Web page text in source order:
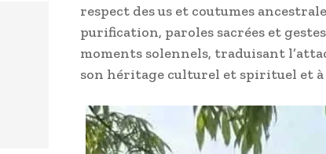
respect des us et coutumes
purification, paroles sacrées et
moments solennels, traduisant
son héritage culturel et spirituel et